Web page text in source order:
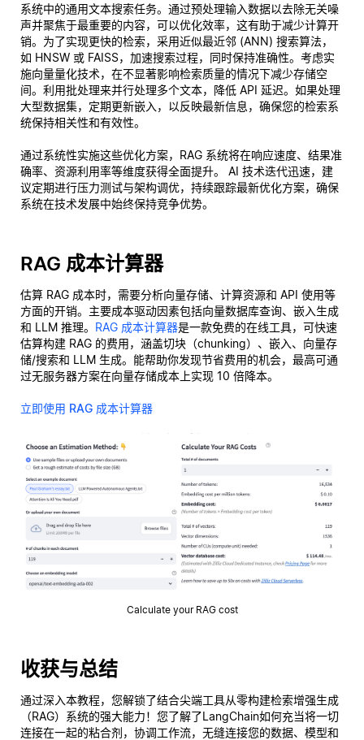
系统中的通用文本搜索任务。通过预处理输入数据以去除无关噪
声并聚焦于最重要的内容，可以优化效率，这有助于减少计算开
销。为了实现更快的检索，采用近似最近邻 (ANN) 搜索算法，
如 HNSW 或 FAISS，加速搜索过程，同时保持准确性。考虑实
施向量量化技术，在不显著影响检索质量的情况下减少存储空
间。利用批处理来并行处理多个文本，降低 API 延迟。如果处理
大型数据集，定期更新嵌入，以反映最新信息，确保您的检索系
统保持相关性和有效性。
通过系统性实施这些优化方案，RAG 系统将在响应速度、结果准
确率、资源利用率等维度获得全面提升。 AI 技术迭代迅速，建
议定期进行压力测试与架构调优，持续跟踪最新优化方案，确保
系统在技术发展中始终保持竞争优势。
RAG 成本计算器
估算 RAG 成本时，需要分析向量存储、计算资源和 API 使用等
方面的开销。主要成本驱动因素包括向量数据库查询、嵌入生成
和 LLM 推理。 RAG 成本计算器是一款免费的在线工具，可快速
估算构建 RAG 的费用，涵盖切块（chunking）、嵌入、向量存
储/搜索和 LLM 生成。能帮助你发现节省费用的机会，最高可通
过无服务器方案在向量存储成本上实现 10 倍降本。
立即使用 RAG 成本计算器
Calculate your RAG cost
收获与总结
通过深入本教程，您解锁了结合尖端工具从零构建检索增强生成
（RAG）系统的强大能力！您了解了LangChain如何充当将一切
连接在一起的粘合剂，协调工作流，无缝连接您的数据、模型和